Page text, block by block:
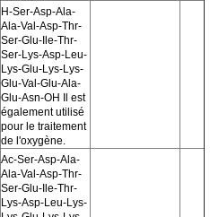
H-Ser-Asp-Ala-
Ala-Val-Asp-Thr-
Ser-Glu-Ile-Thr-
Ser-Lys-Asp-Leu-
Lys-Glu-Lys-Lys-
Glu-Val-Glu-Ala-
Glu-Asn-OH Il est
également utilisé
pour le traitement
de l'oxygène.
Ac-Ser-Asp-Ala-
Ala-Val-Asp-Thr-
Ser-Glu-Ile-Thr-
Lys-Asp-Leu-Lys-